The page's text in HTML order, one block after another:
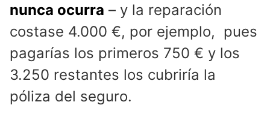
nunca ocurra – y la reparación
costase 4.000 €, por ejemplo, pues
pagarías los primeros 750 € y los
3.250 restantes los cubriría la
póliza del seguro.